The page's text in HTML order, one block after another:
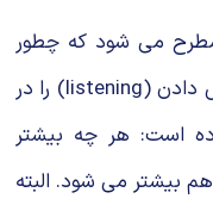
مطرح می شود که چطور
مهارت های خواندن (reading) و گوش دادن (listening) را در
است: هر چه بیشتر
بیشتر می شود. البته